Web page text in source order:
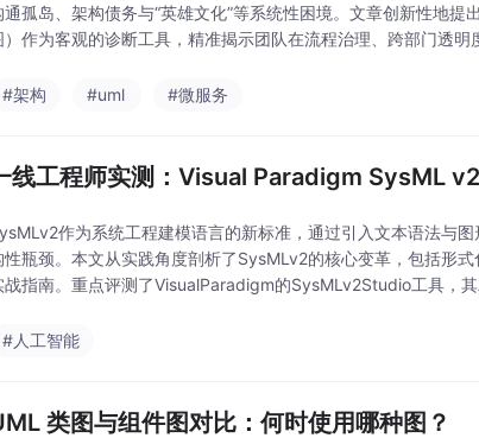
通孤岛、架构债务与“英雄文化”等系统性困境。文章创新性地提
）作为客观的诊断工具，精准揭示团队在流程治理、跨部门透
#架构
#uml #微服务
线工程师实测：Visual Paradigm SysML
作为系统工程建模语言的新标准，通过引入文本语法与
性瓶颈。本文从实践角度剖析了SysMLv2的核心变革，包括形
战指南。重点评测了VisualParadigm的SysMLv2Studio工具，
#人工智能
类图与组件图对比：何时使用哪种图？